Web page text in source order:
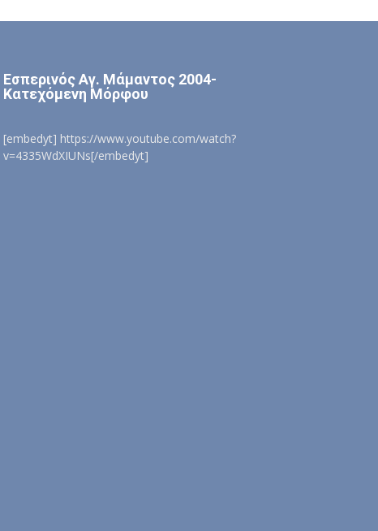
Εσπερινός Αγ. Μάμαντος 2004-
Κατεχόμενη Μόρφου
[embedyt] https://www.youtube.com/watch?
v=4335WdXIUNs[/embedyt]